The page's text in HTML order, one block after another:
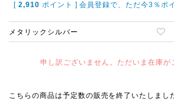
[ 2,910 ポイント ] 会員登録で、ただ今3％ポ
メタリックシルバー
申し訳ございません。ただいま在庫が
こちらの商品は予定数の販売を終了いたしまし